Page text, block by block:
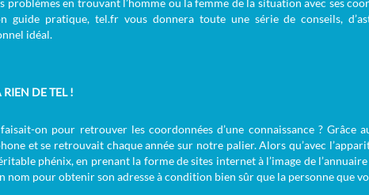
problèmes en trouvant l’homme ou la femme de la situation avec ses
guide pratique, tel.fr vous donnera toute une série de conseils,
idéal.
RIEN DE TEL !
on pour retrouver les coordonnées d’une connaissance ? Grâce
et se retrouvait chaque année sur notre palier. Alors qu’avec
phénix, en prenant la forme de sites internet à l’image de
nom pour obtenir son adresse à condition bien sûr que la personne que